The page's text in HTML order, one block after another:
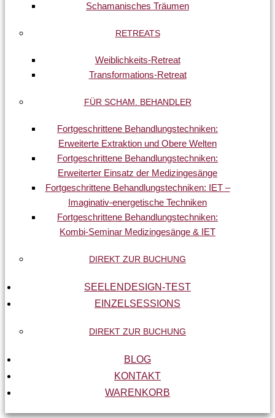
Schamanisches Träumen
RETREATS
Weiblichkeits-Retreat
Transformations-Retreat
FÜR SCHAM. BEHANDLER
Fortgeschrittene Behandlungstechniken:
Erweiterte Extraktion und Obere Welten
Fortgeschrittene Behandlungstechniken:
Erweiterter Einsatz der Medizingesänge
Fortgeschrittene Behandlungstechniken: IET –
Imaginativ-energetische Techniken
Fortgeschrittene Behandlungstechniken:
Kombi-Seminar Medizingesänge & IET
DIREKT ZUR BUCHUNG
SEELENDESIGN-TEST
EINZELSESSIONS
DIREKT ZUR BUCHUNG
BLOG
KONTAKT
WARENKORB